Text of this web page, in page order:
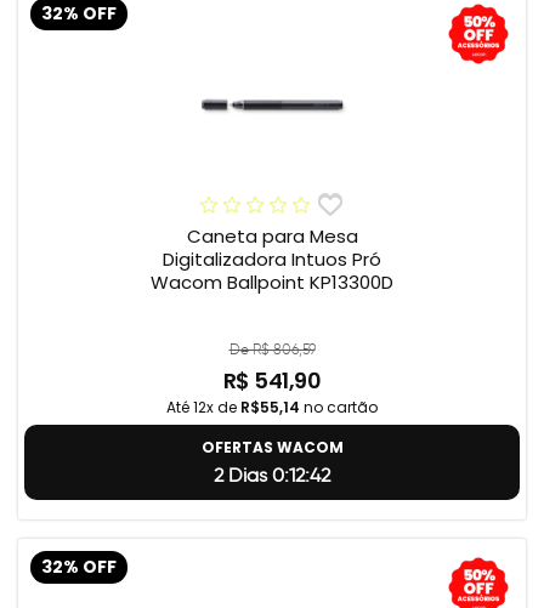
32% OFF
Caneta para Mesa
Digitalizadora Intuos Pró
Wacom Ballpoint KP13300D
De R$ 806,59
R$ 541,90
Até 12x de R$55,14 no cartão
OFERTAS WACOM
2 Dias 0:12:41
32% OFF